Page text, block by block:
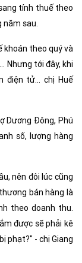
tính thuế theo
năm sau.
khoán theo quý và
Nhưng tới đây, khi
điện tử… chị Huế
Dương Đông, Phú
số, lượng hàng
nên đôi lúc cũng
bán hàng là
theo doanh thu.
được sẽ phải kê
phạt?" - chị Giang